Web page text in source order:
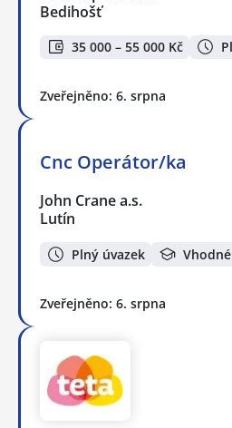
Bedihošť
35 000 – 55 000 Kč
Zveřejněno: 6. srpna
Cnc Operátor/ka
John Crane a.s.
Lutín
Plný úvazek
Zveřejněno: 6. srpna